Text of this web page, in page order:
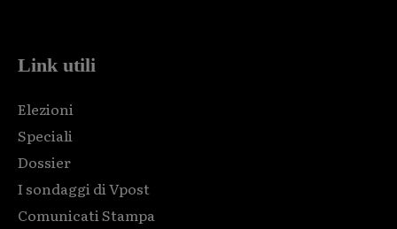
Link utili
Elezioni
Speciali
Dossier
I sondaggi di Vpost
Comunicati Stampa